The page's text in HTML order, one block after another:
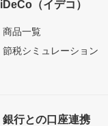
iDeCo（イデコ）
商品一覧
節税シミュレーション
銀行との口座連携